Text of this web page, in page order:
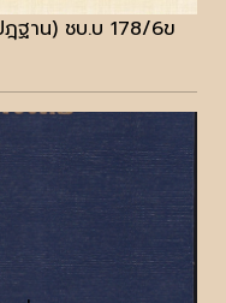
าน) ชบ.บ 178/6ข